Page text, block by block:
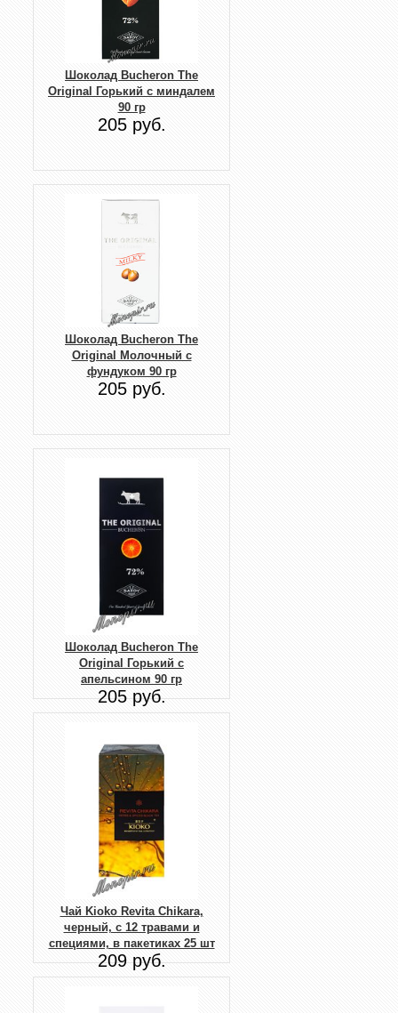
Шоколад Buсheron The
Original Горький с миндалем
90 гр
205 руб.
Шоколад Buсheron The
Original Молочный с
фундуком 90 гр
205 руб.
Шоколад Buсheron The
Original Горький с
апельсином 90 гр
205 руб.
Чай Kioko Revita Chikara,
черный, с 12 травами и
специями, в пакетиках 25 шт
209 руб.